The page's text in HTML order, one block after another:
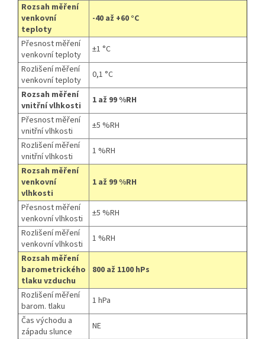
Rozsah měření
venkovní
teploty
-40 až +60 °C
Přesnost měření
venkovní teploty
±1 °C
Rozlišení měření
venkovní teploty
0,1 °C
Rozsah měření
vnitřní vlhkosti
1 až 99 %RH
Přesnost měření
vnitřní vlhkosti
±5 %RH
Rozlišení měření
vnitřní vlhkosti
1 %RH
Rozsah měření
venkovní
vlhkosti
1 až 99 %RH
Přesnost měření
venkovní vlhkosti
±5 %RH
Rozlišení měření
venkovní vlhkosti
1 %RH
Rozsah měření
barometrického
tlaku vzduchu
800 až 1100 hPs
Rozlišení měření
barom. tlaku
1 hPa
Čas východu a
západu slunce
NE